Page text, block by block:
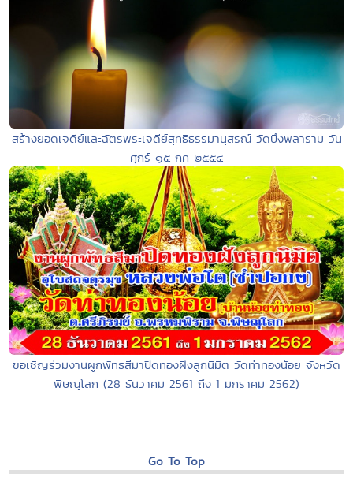
สร้างยอดเจดีย์และฉัตรพระเจดีย์สุทธิธรรมานุสรณ์ วัดบึงพลาราม วัน
ศุกร์ ๑๕ กค ๒๕๕๔
ขอเชิญร่วมงานผูกพัทธสีมาปิดทองฝังลูกนิมิต วัดท่าทองน้อย จังหวัด
พิษณุโลก (28 ธันวาคม 2561 ถึง 1 มกราคม 2562)
Go To Top